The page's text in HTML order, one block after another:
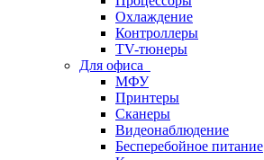
Охлаждение
Контроллеры
TV-тюнеры
Для офиса
МФУ
Принтеры
Сканеры
Видеонаблюдение
Бесперебойное питание